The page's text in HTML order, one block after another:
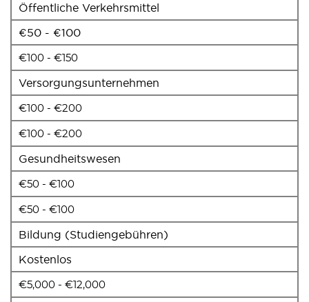
Öffentliche Verkehrsmittel
€50 - €100
€100 - €150
Versorgungsunternehmen
€100 - €200
€100 - €200
Gesundheitswesen
€50 - €100
€50 - €100
Bildung (Studiengebühren)
Kostenlos
€5,000 - €12,000